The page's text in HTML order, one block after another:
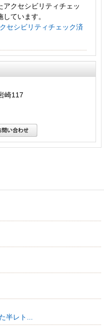
アクセシビリティチェッ
しています。
クセシビリティチェック済
崎117
半レト...